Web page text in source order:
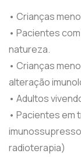
• Crianças
• Pacientes
natureza.
• Crianças
alteração
• Adultos
• Pacientes em
radioterapia)